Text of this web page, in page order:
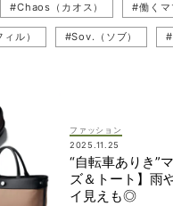
#Chaos（カオス） #働くマ
ル） #Sov.（ソブ）
ファッション
2025.11.25
“自転車ありき”
ズ＆トート】雨
イ見えも◎